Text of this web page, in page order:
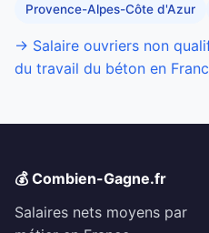
Provence-Alpes-Côte d'Azur
→ Salaire ouvriers non
du travail du béton en
💰 Combien-Gagne.fr
Salaires nets moyens par